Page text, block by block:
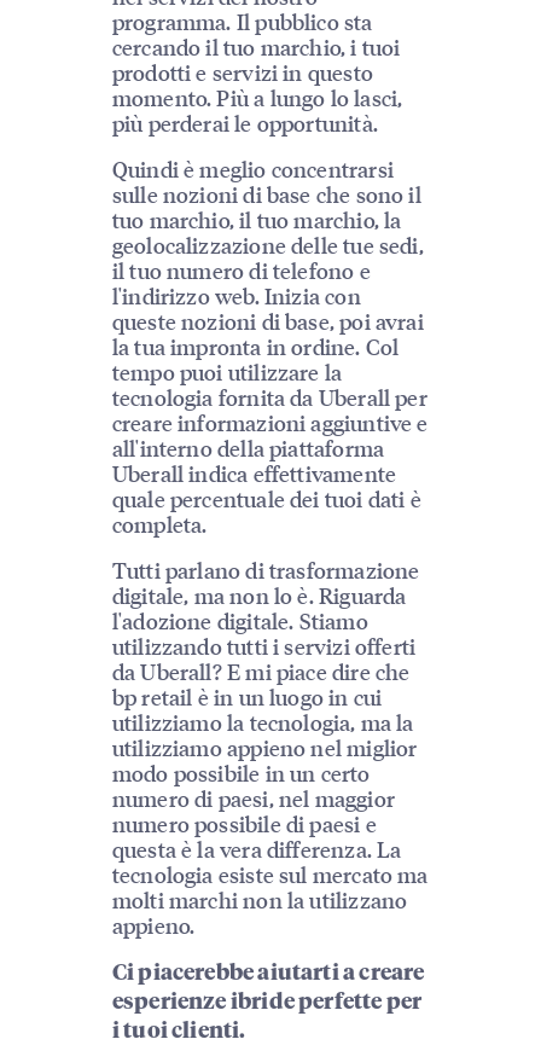
programma. Il pubblico sta
cercando il tuo marchio, i tuoi
prodotti e servizi in questo
momento. Più a lungo lo lasci,
più perderai le opportunità.
Quindi è meglio concentrarsi
sulle nozioni di base che sono il
tuo marchio, il tuo marchio, la
geolocalizzazione delle tue sedi,
il tuo numero di telefono e
l'indirizzo web. Inizia con
queste nozioni di base, poi avrai
la tua impronta in ordine. Col
tempo puoi utilizzare la
tecnologia fornita da Uberall per
creare informazioni aggiuntive e
all'interno della piattaforma
Uberall indica effettivamente
quale percentuale dei tuoi dati è
completa.
Tutti parlano di trasformazione
digitale, ma non lo è. Riguarda
l'adozione digitale. Stiamo
utilizzando tutti i servizi offerti
da Uberall? E mi piace dire che
bp retail è in un luogo in cui
utilizziamo la tecnologia, ma la
utilizziamo appieno nel miglior
modo possibile in un certo
numero di paesi, nel maggior
numero possibile di paesi e
questa è la vera differenza. La
tecnologia esiste sul mercato ma
molti marchi non la utilizzano
appieno.
Ci piacerebbe aiutarti a creare
esperienze ibride perfette per
i tuoi clienti.